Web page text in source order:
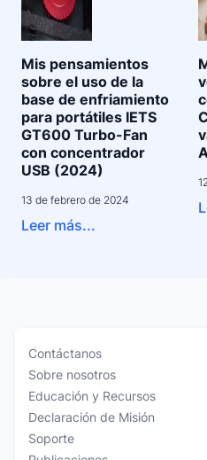
Mis pensamientos
sobre el uso de la
base de enfriamiento
para portátiles IETS
GT600 Turbo-Fan
con concentrador
USB (2024)
13 de febrero de 2024
Leer más...
Contáctanos
Sobre nosotros
Educación y Recursos
Declaración de Misión
Soporte